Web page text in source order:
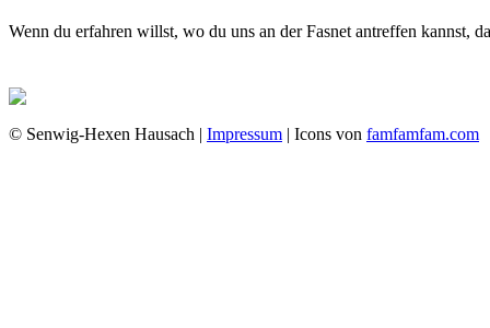
Wenn du erfahren willst, wo du uns an der Fasnet antreffen kannst,
© Senwig-Hexen Hausach | Impressum | Icons von famfamfam.com